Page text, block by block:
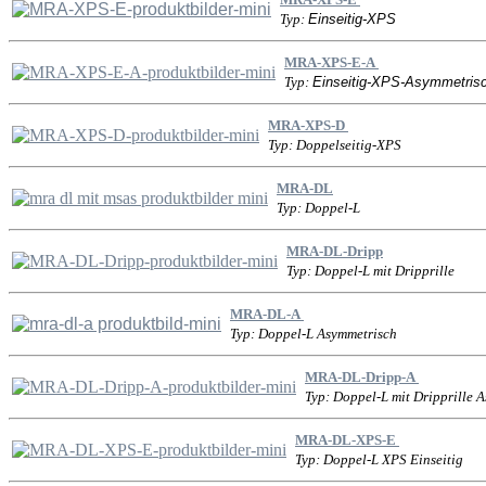
Typ: Einseitig-XPS
MRA-XPS-E-A
Typ: Einseitig-XPS-
MRA-XPS-D
Typ: Doppelseitig-XPS
MRA-DL
Typ: Doppel-L
MRA-DL-Dripp
Typ: Doppel-L mit Dripprille
MRA-DL-A
Typ: Doppel-L Asymmetrisch
MRA-DL-Dripp-A
Typ: Doppel-L mit Dripprille
MRA-DL-XPS-E
Typ: Doppel-L XPS Einseitig